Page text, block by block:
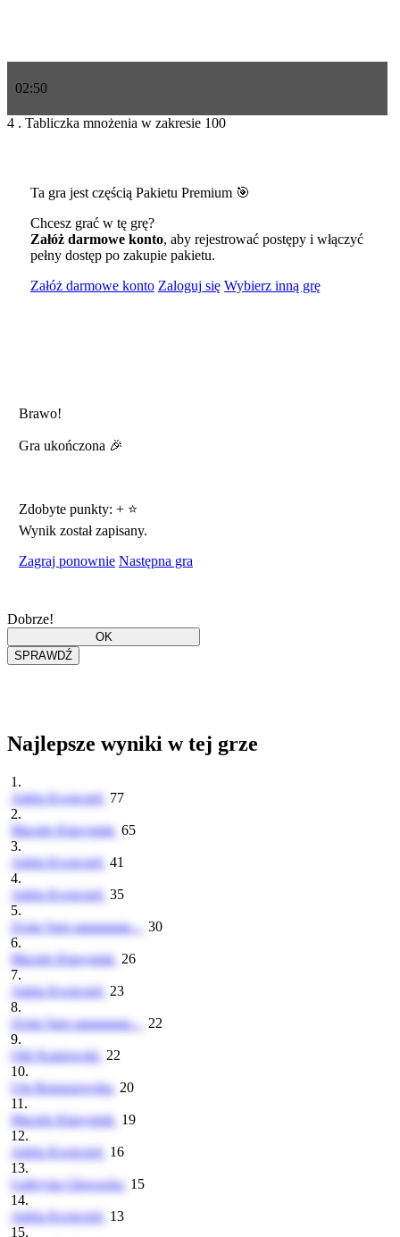
02:50
4 . Tabliczka mnożenia w zakresie 100
Ta gra jest częścią Pakietu Premium 🎯
Chcesz grać w tę grę?
Załóż darmowe konto, aby rejestrować postępy i włączyć
pełny dostęp po zakupie pakietu.
Załóż darmowe konto Zaloguj się Wybierz inną grę
Brawo!
Gra ukończona 🎉
Zdobyte punkty: +⭐
Wynik został zapisany.
Zagraj ponownie Następna gra
Dobrze!
Najlepsze wyniki w tej grze
1.
Adela Kwiecień 77
2.
Maciek Klasyniuk 65
3.
Adela Kwiecień 41
4.
Adela Kwiecień 35
5.
Zosia Sara aaaaaaaaa... 30
6.
Maciek Klasyniuk 26
7.
Adela Kwiecień 23
8.
Zosia Sara aaaaaaaaa... 22
9.
Oliś Kaniowski 22
10.
Ula Bonaszewska 20
11.
Maciek Klasyniuk 19
12.
Adela Kwiecień 16
13.
Gabrysia Głowacka 15
14.
Adela Kwiecień 13
15.